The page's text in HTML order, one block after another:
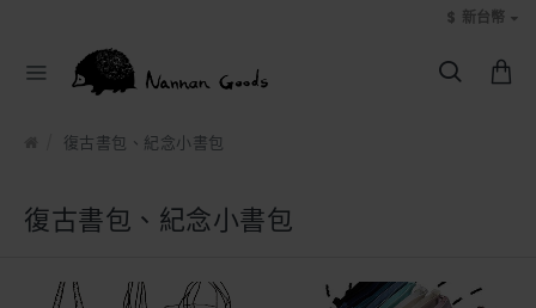
$ 新台幣
復古書包、紀念小書包
復古書包、紀念小書包